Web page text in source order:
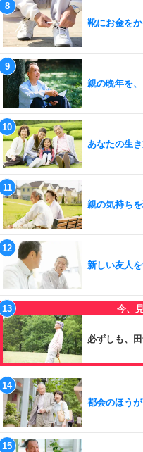
靴にお金を
親の晩年を
あなたの生
親の気持ち
新しい友人
必ずしも、
都会のほう